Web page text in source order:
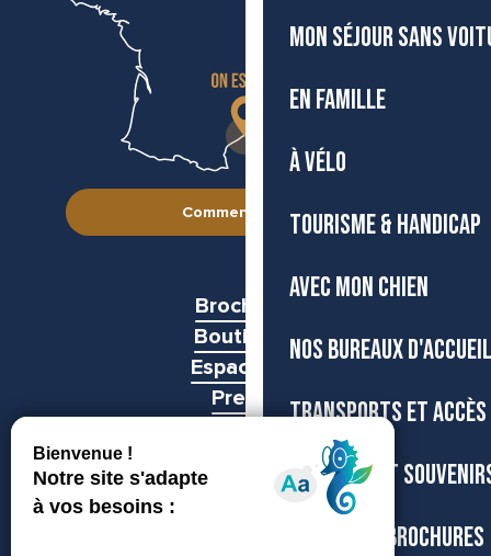
MON SÉJOUR SANS
EN FAMILLE
À VÉLO
TOURISME & HANDICAP
AVEC MON CHIEN
NOS BUREAUX D'ACCUEIL
TRANSPORTS ET ACCÈS
BOUTIQUE ET
CARTES ET BROCHURES
Comment venir ?
Brochures
Boutiques
Espace pro
Presse